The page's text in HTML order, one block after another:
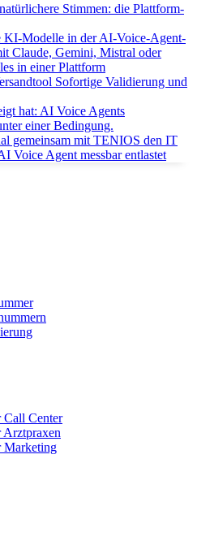
Stimmen: die Plattform-
KI-Modelle in der AI-Voice-Agent-
Claude, Gemini, Mistral oder
in einer Plattform
Sofortige Validierung und
hat: AI Voice Agents
einer Bedingung.
gemeinsam mit TENIOS den IT
Voice Agent messbar entlastet
Call Center
Marketing